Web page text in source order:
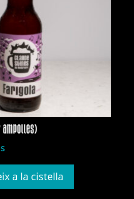
ampolles)
a la cistella